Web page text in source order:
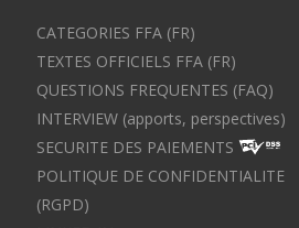
CATEGORIES FFA (FR)
TEXTES OFFICIELS FFA (FR)
QUESTIONS FREQUENTES (FAQ)
INTERVIEW (apports, perspectives)
SECURITE DES PAIEMENTS
POLITIQUE DE CONFIDENTIALITE
(RGPD)